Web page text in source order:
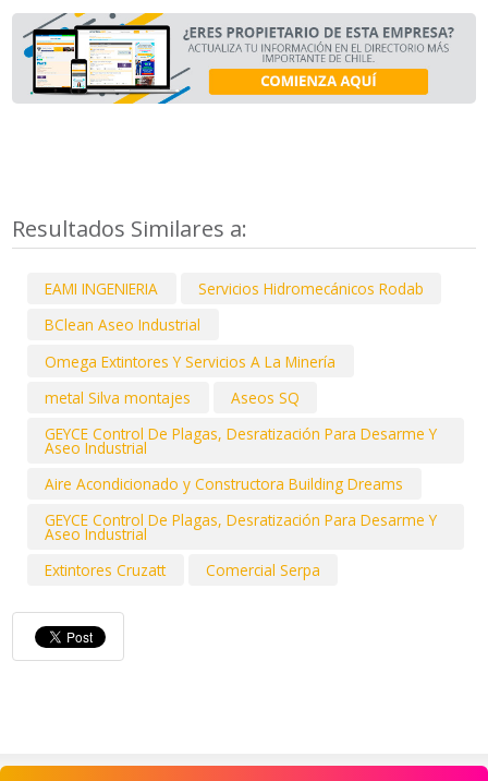
Resultados Similares a:
EAMI INGENIERIA
Servicios Hidromecánicos Rodab
BClean Aseo Industrial
Omega Extintores Y Servicios A La Minería
metal Silva montajes
Aseos SQ
GEYCE Control De Plagas, Desratización Para Desarme Y
Aseo Industrial
Aire Acondicionado y Constructora Building Dreams
GEYCE Control De Plagas, Desratización Para Desarme Y
Aseo Industrial
Extintores Cruzatt
Comercial Serpa